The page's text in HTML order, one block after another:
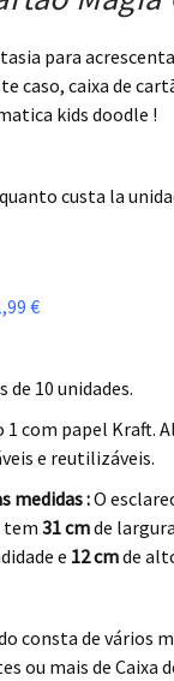
para
caso, caixa de
kids doodle !
custa la
€
de 10 unidades.
1 com papel Kraft.
e reutilizáveis.
medidas :O
tem 31 cmde
e 12 cmde
consta de vários
ou mais de Caixa